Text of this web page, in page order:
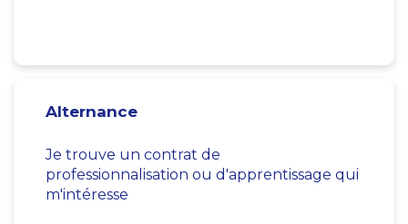
Alternance
Je trouve un contrat de
professionnalisation ou d'apprentissage qui
m'intéresse